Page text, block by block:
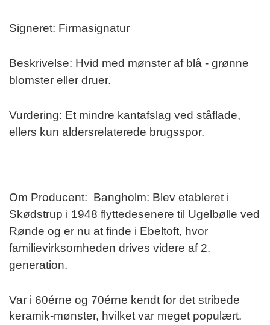
Signeret: Firmasignatur
Beskrivelse: Hvid med mønster af blå - grønne
blomster eller druer.
Vurdering: Et mindre kantafslag ved ståflade,
ellers kun aldersrelaterede brugsspor.
Om Producent: Bangholm: Blev etableret i
Skødstrup i 1948 flyttedesenere til Ugelbølle ved
Rønde og er nu at finde i Ebeltoft, hvor
familievirksomheden drives videre af 2.
generation.
Var i 60érne og 70érne kendt for det stribede
keramik-mønster, hvilket var meget populært.